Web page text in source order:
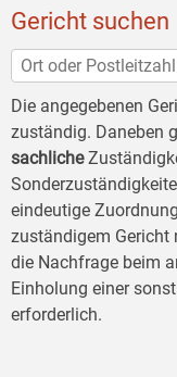
Gericht suchen
Die angegebenen
zuständig. Daneben
sachliche
eindeutige
zuständigem
die Nachfrage beim
Einholung einer
erforderlich.